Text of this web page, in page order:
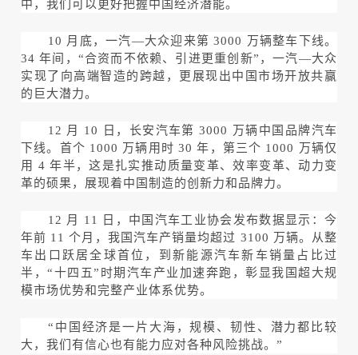
中，我们可以更好把握中国经济潜能。
10 月底，一汽—大众迎来第 3000 万辆整车下线。
34 年间，“合资而不依赖、引进更重创新”，一汽—大众
实现了向高端智造的跨越，更展现出中国市场开放共赢
的巨大潜力。
12 月 10 日，长安汽车第 3000 万辆中国品牌汽车
下线。首个 1000 万辆用时 30 年，第三个 1000 万辆仅
用 4 年半，这是扎实推动质量变革、效率变革、动力变
革的硕果，展现着中国制造的创新力和品牌力。
12 月 11 日，中国汽车工业协会发布数据显示：今
年前 11 个月，我国汽车产销量均超过 3100 万辆。从整
车出口跃居全球首位，到新能源汽车新车销量占比过
半，“十四五”时期汽车产业加速奔跑，彰显我国超大规
模市场优势和完整产业体系优势。
“中国经济是一片大海，规模、韧性、潜力都比较
大，我们有信心也有能力应对各种风险挑战。”